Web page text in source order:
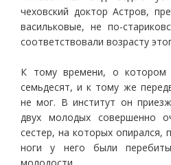
чеховский доктор Астров,
васильковые, не по-
соответствовали возрасту
К тому времени, о
семьдесят, и к тому же
не мог. В институт он
двух молодых совершенно
сестер, на которых опирался,
ноги у него были